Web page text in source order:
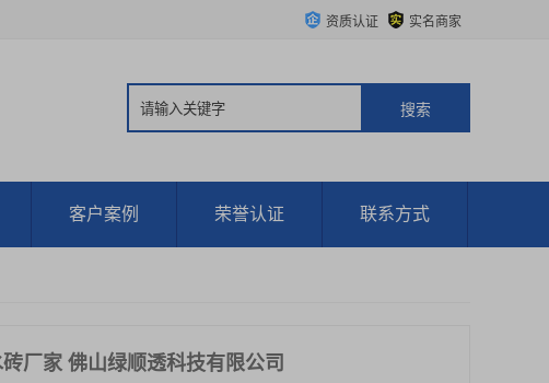
资质认证 实名商家
客户案例 荣誉认证 联系方式
厂家 佛山绿顺透科技有限公司